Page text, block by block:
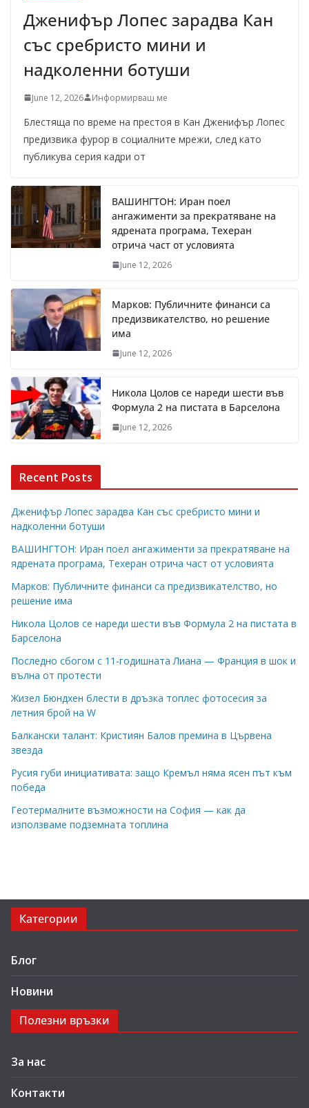
Дженифър Лопес зарадва Кан
със сребристо мини и
надколенни ботуши
June 12, 2026 Информирваш ме
Блестяща по време на престоя в Кан Дженифър Лопес
предизвика фурор в социалните мрежи, след като
публикува серия кадри от
ВАШИНГТОН: Иран поел
ангажименти за прекратяване на
ядрената програма, Техеран
отрича част от условията
June 12, 2026
Марков: Публичните финанси са
предизвикателство, но решение
има
June 12, 2026
Никола Цолов се нареди шести във
Формула 2 на пистата в Барселона
June 12, 2026
Recent Posts
Дженифър Лопес зарадва Кан със сребристо мини и
надколенни ботуши
ВАШИНГТОН: Иран поел ангажименти за прекратяване на
ядрената програма, Техеран отрича част от условията
Марков: Публичните финанси са предизвикателство, но
решение има
Никола Цолов се нареди шести във Формула 2 на пистата в
Барселона
Последно сбогом с 11-годишната Лиана — Франция в шок и
вълна от протести
Жизел Бюндхен блести в дръзка топлес фотосесия за
летния брой на W
Балкански талант: Кристиян Балов премина в Цървена
звезда
Русия губи инициативата: защо Кремъл няма ясен път към
победа
Геотермалните възможности на София — как да
използваме подземната топлина
Категории
Блог
Новини
Полезни връзки
За нас
Контакти